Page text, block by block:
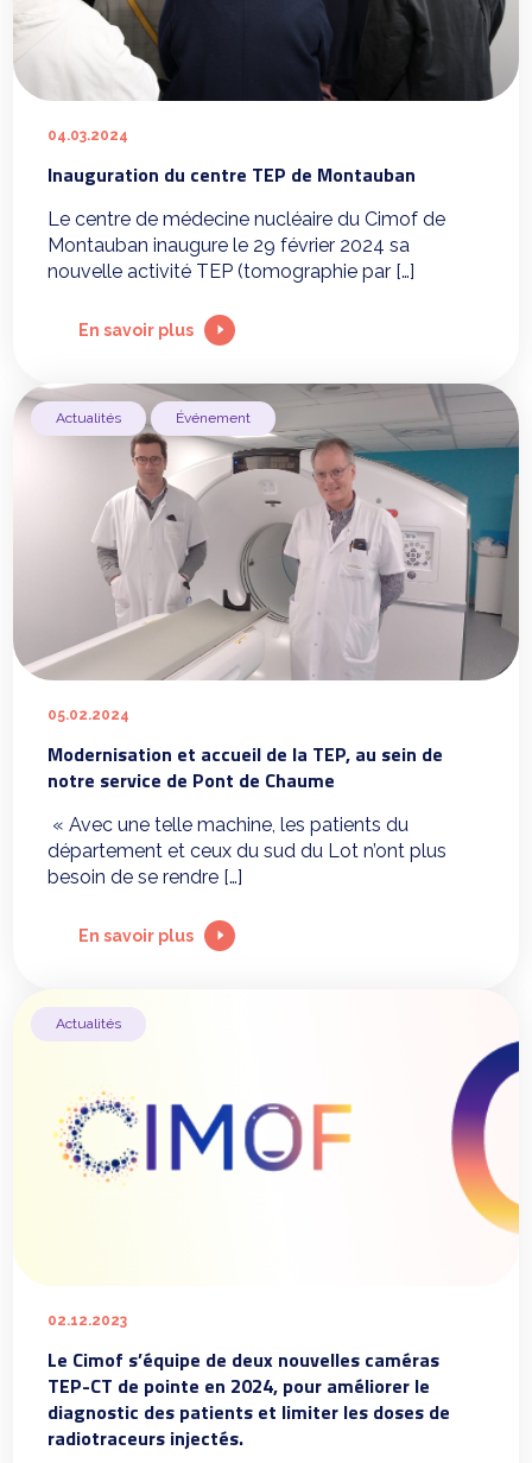
04.03.2024
Inauguration du centre TEP de Montauban
Le centre de médecine nucléaire du Cimof de
Montauban inaugure le 29 février 2024 sa
nouvelle activité TEP (tomographie par […]
En savoir plus
Actualités Événement
05.02.2024
Modernisation et accueil de la TEP, au sein de
notre service de Pont de Chaume
« Avec une telle machine, les patients du
département et ceux du sud du Lot n’ont plus
besoin de se rendre […]
En savoir plus
Actualités
02.12.2023
Le Cimof s’équipe de deux nouvelles caméras
TEP-CT de pointe en 2024, pour améliorer le
diagnostic des patients et limiter les doses de
radiotraceurs injectés.